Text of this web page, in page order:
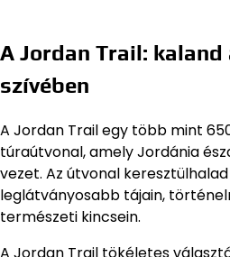
A Jordan Trail: kaland
szívében
A Jordan Trail egy több mint
túraútvonal, amely Jordánia
vezet. Az útvonal
leglátványosabb tájain,
természeti kincsein.